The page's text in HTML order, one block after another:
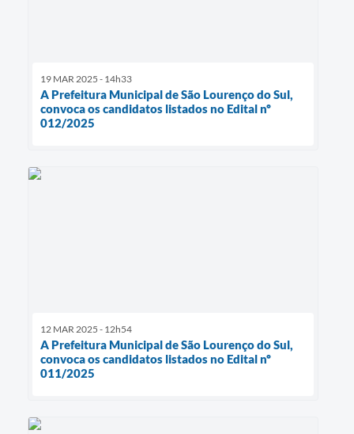
19 MAR 2025 - 14h33
A Prefeitura Municipal de São Lourenço do Sul,
convoca os candidatos listados no Edital nº
012/2025
12 MAR 2025 - 12h54
A Prefeitura Municipal de São Lourenço do Sul,
convoca os candidatos listados no Edital nº
011/2025